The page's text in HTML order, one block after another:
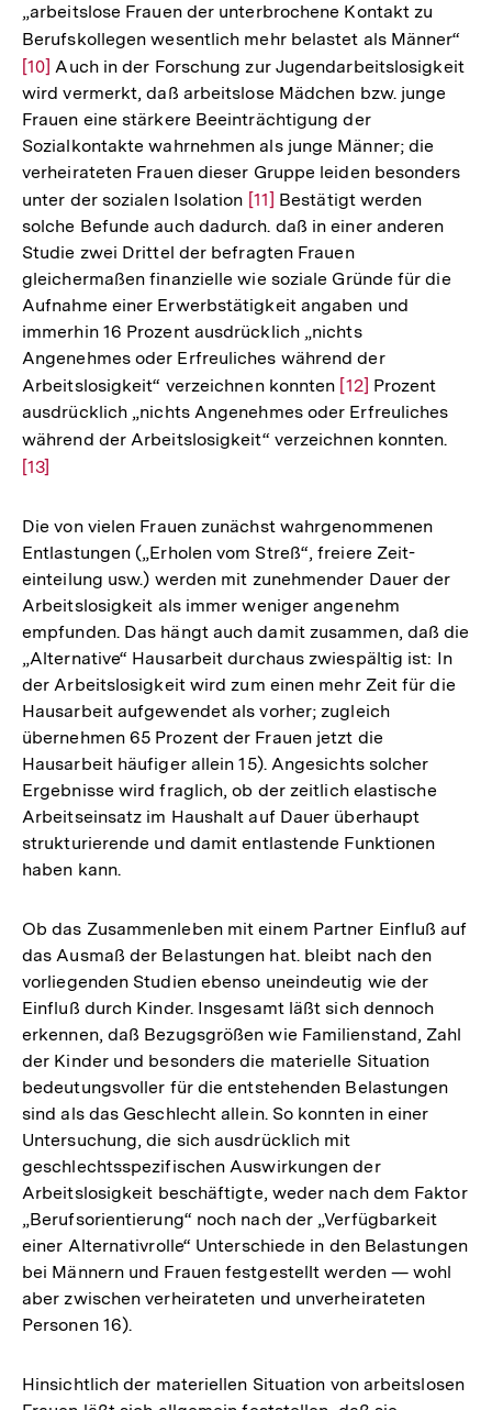
„arbeitslose Frauen der unterbrochene Kontakt zu
Berufskollegen wesentlich mehr belastet als Männer“
[10] Auch in der Forschung zur Jugendarbeitslosigkeit
wird vermerkt, daß arbeitslose Mädchen bzw. junge
Frauen eine stärkere Beeinträchtigung der
Sozialkontakte wahrnehmen als junge Männer; die
verheirateten Frauen dieser Gruppe leiden besonders
unter der sozialen Isolation Zur
Auflösung
der
Fußnote
[11] Bestätigt werden
solche Befunde auch dadurch. daß in einer anderen
Studie zwei Drittel der befragten Frauen
gleichermaßen finanzielle wie soziale Gründe für die
Aufnahme einer Erwerbstätigkeit angaben und
immerhin 16 Prozent ausdrücklich „nichts
Angenehmes oder Erfreuliches während der
Arbeitslosigkeit“ verzeichnen konnten Zur
Auflösung
der
[12] Prozent
ausdrücklich „nichts Angenehmes oder Erfreuliches
während der Arbeitslosigkeit“ verzeichnen konnten.
[13]
Die von vielen Frauen zunächst wahrgenommenen
Entlastungen („Erholen vom Streß“, freiere Zeit-
einteilung usw.) werden mit zunehmender Dauer der
Arbeitslosigkeit als immer weniger angenehm
empfunden. Das hängt auch damit zusammen, daß die
„Alternative“ Hausarbeit durchaus zwiespältig ist: In
der Arbeitslosigkeit wird zum einen mehr Zeit für die
Hausarbeit aufgewendet als vorher; zugleich
übernehmen 65 Prozent der Frauen jetzt die
Hausarbeit häufiger allein 15). Angesichts solcher
Ergebnisse wird fraglich, ob der zeitlich elastische
Arbeitseinsatz im Haushalt auf Dauer überhaupt
strukturierende und damit entlastende Funktionen
haben kann.
Ob das Zusammenleben mit einem Partner Einfluß auf
das Ausmaß der Belastungen hat. bleibt nach den
vorliegenden Studien ebenso uneindeutig wie der
Einfluß durch Kinder. Insgesamt läßt sich dennoch
erkennen, daß Bezugsgrößen wie Familienstand, Zahl
der Kinder und besonders die materielle Situation
bedeutungsvoller für die entstehenden Belastungen
sind als das Geschlecht allein. So konnten in einer
Untersuchung, die sich ausdrücklich mit
geschlechtsspezifischen Auswirkungen der
Arbeitslosigkeit beschäftigte, weder nach dem Faktor
„Berufsorientierung“ noch nach der „Verfügbarkeit
einer Alternativrolle“ Unterschiede in den Belastungen
bei Männern und Frauen festgestellt werden — wohl
aber zwischen verheirateten und unverheirateten
Personen 16).
Hinsichtlich der materiellen Situation von arbeitslosen